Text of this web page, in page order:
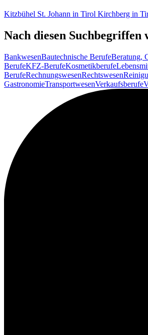
Kitzbühel St. Johann in Tirol Kirchberg in
Nach diesen Suchbegriffen
BankwesenBautechnische BerufeBeratung,
BerufeKFZ-BerufeKosmetikberufe
BerufeRechnungswesenRechtswesen
GastronomieTransportwesenVerkaufsberufe